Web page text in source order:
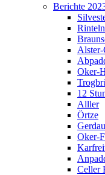
Berichte
Alster-
Oker-
12
Alller
Örtze
Oker-
Celler